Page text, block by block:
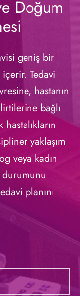
Doğum
geniş bir
Tedavi
hastanın
bağlı
yaklaşım
veya kadın
planını